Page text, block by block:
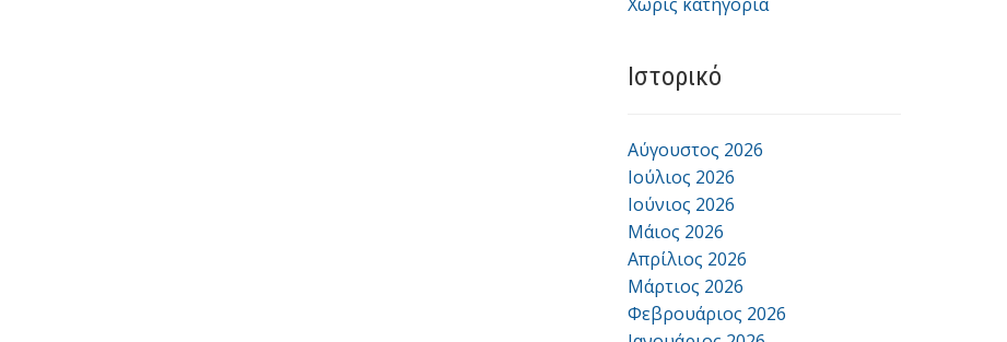
Ιστορικό
Αύγουστος 2026
Ιούλιος 2026
Ιούνιος 2026
Μάιος 2026
Απρίλιος 2026
Μάρτιος 2026
Φεβρουάριος 2026